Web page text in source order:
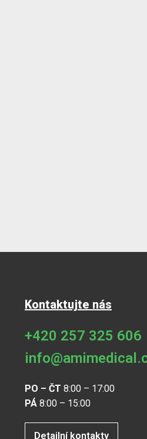
Kontaktujte nás
+420 257 325 606
PO – ČT 8:00 – 17:00
PÁ 8:00 – 15:00
Detailní kontakty